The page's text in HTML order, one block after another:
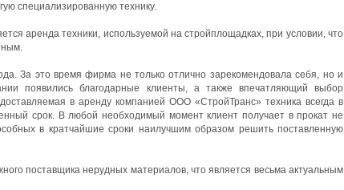
специализированную технику.
аренда техники, используемой на стройплощадках, при условии, что
За это время фирма не только отлично зарекомендовала себя, но и
появились благодарные клиенты, а также впечатляющий выбор
в аренду компанией ООО «СтройТранс» техника всегда в
срок. В любой необходимый момент клиент получает в прокат не
в кратчайшие сроки наилучшим образом решить поставленную
поставщика нерудных материалов, что является весьма актуальным